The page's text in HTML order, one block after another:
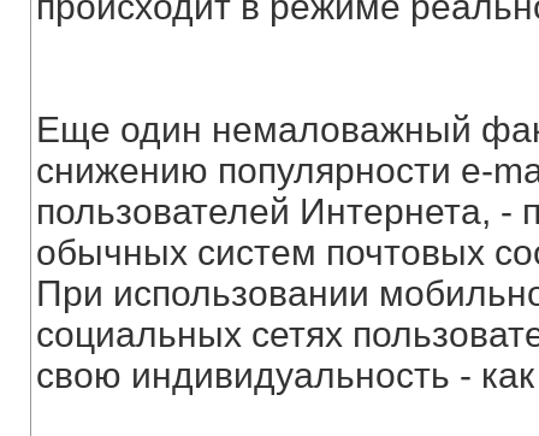
Еще один немаловажный
снижению популярности e-
пользователей Интернета, -
обычных систем почтовых
При использовании
социальных сетях
свою индивидуальность -